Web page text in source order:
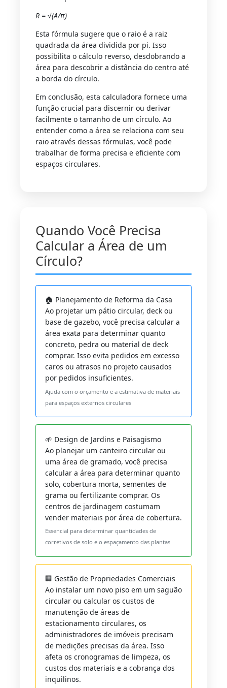
R = √(A/π)
Esta fórmula sugere que o raio é a raiz
quadrada da área dividida por pi. Isso
possibilita o cálculo reverso, desdobrando a
área para descobrir a distância do centro até
a borda do círculo.
Em conclusão, esta calculadora fornece uma
função crucial para discernir ou derivar
facilmente o tamanho de um círculo. Ao
entender como a área se relaciona com seu
raio através dessas fórmulas, você pode
trabalhar de forma precisa e eficiente com
espaços circulares.
Quando Você Precisa
Calcular a Área de um
Círculo?
🏠 Planejamento de Reforma da Casa
Ao projetar um pátio circular, deck ou
base de gazebo, você precisa calcular a
área exata para determinar quanto
concreto, pedra ou material de deck
comprar. Isso evita pedidos em excesso
caros ou atrasos no projeto causados
por pedidos insuficientes.
Ajuda com o orçamento e a estimativa de materiais
para espaços externos circulares
🌱 Design de Jardins e Paisagismo
Ao planejar um canteiro circular ou
uma área de gramado, você precisa
calcular a área para determinar quanto
solo, cobertura morta, sementes de
grama ou fertilizante comprar. Os
centros de jardinagem costumam
vender materiais por área de cobertura.
Essencial para determinar quantidades de
corretivos de solo e o espaçamento das plantas
🏢 Gestão de Propriedades Comerciais
Ao instalar um novo piso em um saguão
circular ou calcular os custos de
manutenção de áreas de
estacionamento circulares, os
administradores de imóveis precisam
de medições precisas da área. Isso
afeta os cronogramas de limpeza, os
custos dos materiais e a cobrança dos
inquilinos.